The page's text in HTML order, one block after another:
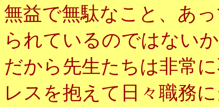
無益で無駄なこと、あ
られているのではない
だから先生たちは非常
レスを抱えて日々職務